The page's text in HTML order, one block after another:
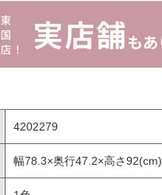
4202279
幅78.3×奥行47.2×高さ92(cm)